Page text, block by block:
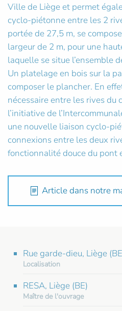
Ville de Liège et permet
cyclo-piétonne entre les 2
portée de 27,5 m, se
largeur de 2 m, pour une
laquelle se situe l’ensemble
Un platelage en bois sur la
composer le plancher. En
nécessaire entre les rives du
l’initiative de
une nouvelle liaison cyclo-
connexions entre les deux
fonctionnalité douce du pont
Article dans notre
Rue garde-dieu, Liège
Localisation
RESA, Liège (BE)
Maître de l'ouvrage